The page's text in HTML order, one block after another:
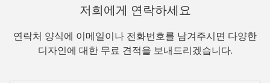
저희에게 연락하세요
연락처 양식에 이메일이나 전화번호를 남겨주시면 다양한
디자인에 대한 무료 견적을 보내드리겠습니다.